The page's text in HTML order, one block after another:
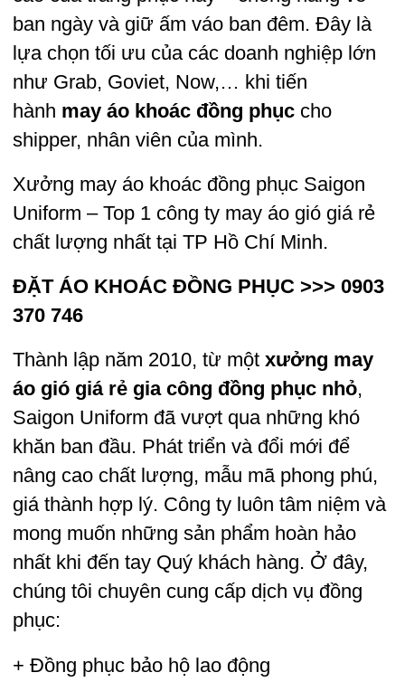
ban ngày và giữ ấm váo ban đêm. Đây là
lựa chọn tối ưu của các doanh nghiệp lớn
như Grab, Goviet, Now,… khi tiến
hành may áo khoác đồng phục cho
shipper, nhân viên của mình.
Xưởng may áo khoác đồng phục Saigon
Uniform – Top 1 công ty may áo gió giá rẻ
chất lượng nhất tại TP Hồ Chí Minh.
ĐẶT ÁO KHOÁC ĐỒNG PHỤC >>> 0903
370 746
Thành lập năm 2010, từ mộtxưởng may
áo gió giá rẻ gia công đồng phục nhỏ,
Saigon Uniform đã vượt qua những khó
khăn ban đầu. Phát triển và đổi mới để
nâng cao chất lượng, mẫu mã phong phú,
giá thành hợp lý. Công ty luôn tâm niệm và
mong muốn những sản phẩm hoàn hảo
nhất khi đến tay Quý khách hàng. Ở đây,
chúng tôi chuyên cung cấp dịch vụ đồng
phục:
+ Đồng phục bảo hộ lao động